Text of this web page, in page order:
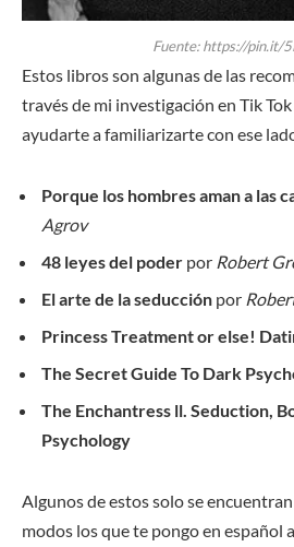
Fuente: https://pin.it/
Estos libros son algunas de las
través de mi investigación en Tik
ayudarte a familiarizarte con ese
Porque los hombres aman a las
Agrov
48 leyes del poder por Robert
El arte de la seducción por
Princess Treatment or else!
The Secret Guide To Dark
The Enchantress ll. Seduction,
Psychology
Algunos de estos solo se
modos los que te pongo en español